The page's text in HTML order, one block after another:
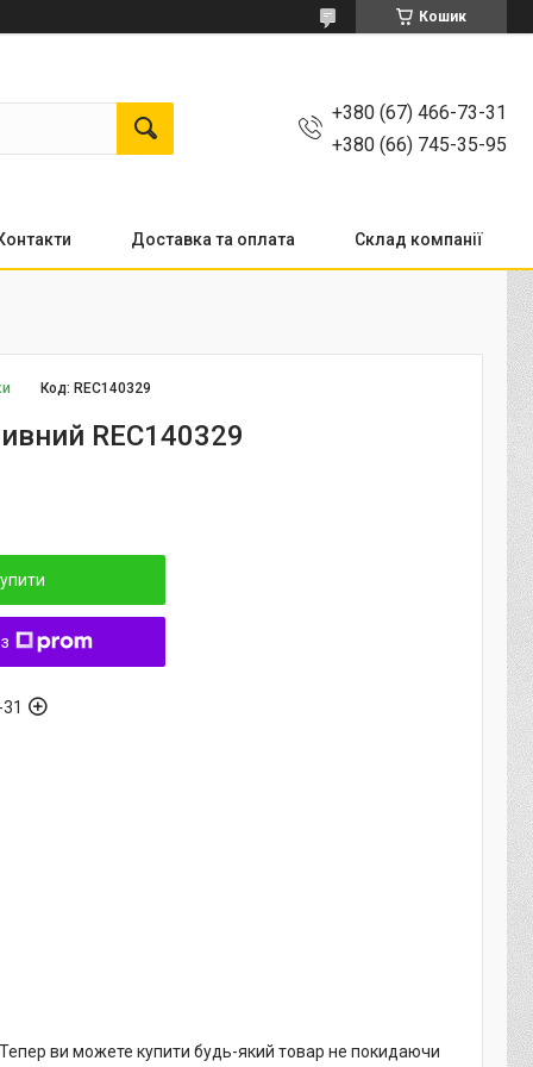
Кошик
+380 (67) 466-73-31
+380 (66) 745-35-95
Доставка та оплата Склад компанії
Код: REC140329
REC140329
Тепер ви можете купити будь-який товар не покидаючи